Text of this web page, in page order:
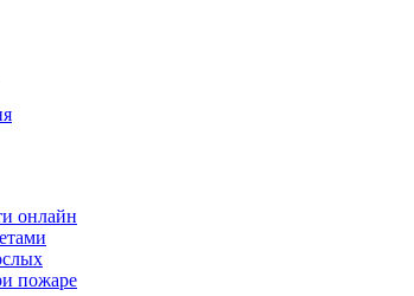
онлайн
пожаре